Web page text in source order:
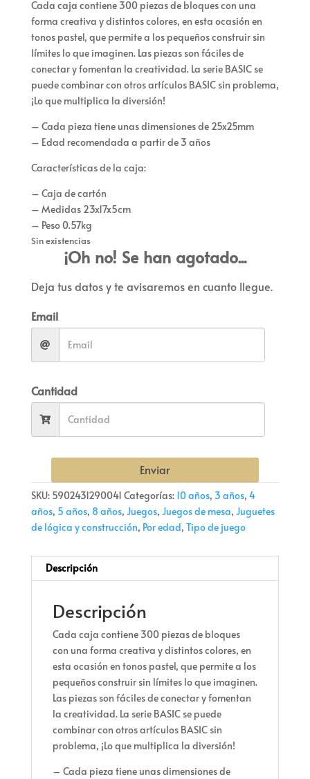
Cada caja contiene 300 piezas de bloques con una
forma creativa y distintos colores, en esta ocasión en
tonos pastel, que permite a los pequeños construir sin
límites lo que imaginen. Las piezas son fáciles de
conectar y fomentan la creatividad. La serie BASIC se
puede combinar con otros artículos BASIC sin problema,
¡Lo que multiplica la diversión!
– Cada pieza tiene unas dimensiones de 25x25mm
– Edad recomendada a partir de 3 años
Características de la caja:
– Caja de cartón
– Medidas 23x17x5cm
– Peso 0.57kg
Sin existencias
¡Oh no! Se han agotado...
Deja tus datos y te avisaremos en cuanto llegue.
Email
Cantidad
Enviar
SKU: 5902431290041 Categorías: 10 años, 3 años, 4
años, 5 años, 8 años, Juegos, Juegos de mesa, Juguetes
de lógica y construcción, Por edad, Tipo de juego
Descripción
Descripción
Cada caja contiene 300 piezas de bloques
con una forma creativa y distintos colores, en
esta ocasión en tonos pastel, que permite a los
pequeños construir sin límites lo que imaginen.
Las piezas son fáciles de conectar y fomentan
la creatividad. La serie BASIC se puede
combinar con otros artículos BASIC sin
problema, ¡Lo que multiplica la diversión!
– Cada pieza tiene unas dimensiones de